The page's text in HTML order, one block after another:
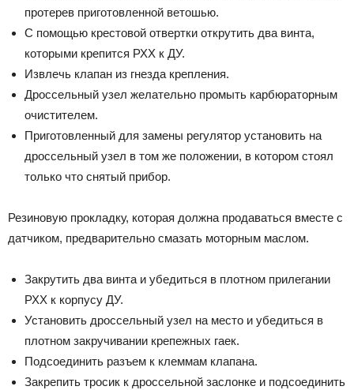
протерев приготовленной ветошью.
С помощью крестовой отвертки открутить два винта,
которыми крепится РХХ к ДУ.
Извлечь клапан из гнезда крепления.
Дроссельный узел желательно промыть карбюраторным
очистителем.
Приготовленный для замены регулятор установить на
дроссельный узел в том же положении, в котором стоял
только что снятый прибор.
Резиновую прокладку, которая должна продаваться вместе с
датчиком, предварительно смазать моторным маслом.
Закрутить два винта и убедиться в плотном прилегании
РХХ к корпусу ДУ.
Установить дроссельный узел на место и убедиться в
плотном закручивании крепежных гаек.
Подсоединить разъем к клеммам клапана.
Закрепить тросик к дроссельной заслонке и подсоединить